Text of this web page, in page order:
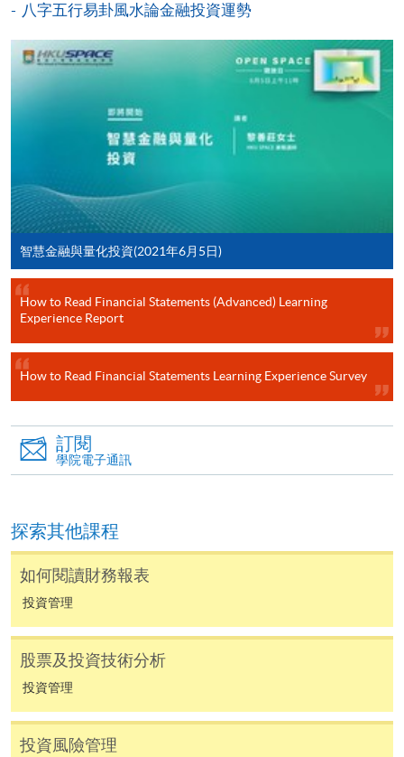
報讀新課程
凡以「先到先得」為取錄方式的課程，請填妥
SF26報名表，親往
費以及所需證明文件呈交。
[下載報名表SF26]
申請學歷頒授及專業課程可能需要其他資料，報名
表可向報名中心或有關課程負責人索取。填妥申請
表格後，請連同報名費/學費以及所需證明文件親
往報名中心或以郵遞方式遞交。
報讀同一學歷頒授課程內其他單元
​學院為學歷頒授課程特設「註冊及學費通知」，適
課程負責人會為學員送上「註冊及學費通知」
(「通知」)，請填妥有關「通知」，並親往報名中
心或以郵遞方式，遞交「通知」及繳交所需費用。
何疑問，請詳閱個別課程資料，或聯絡有關課程負責
人或報名中心。
選用網上報名服務必須在已接駁互聯網及支援
八字五行易卦風水論金融投資運勢
智慧金融與量化投資(2021年6月5日)
How to Read Financial Statements (Advanced) Learning
Experience Report
How to Read Financial Statements Learning Experience Survey
訂閱
學院電子通訊
探索其他課程
如何閱讀財務報表
投資管理
股票及投資技術分析
投資管理
投資風險管理